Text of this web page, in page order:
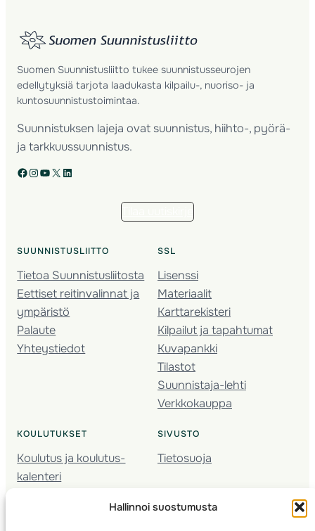
Hallinnoi suostumusta
Suomen Suunnistusliitto tukee suunnistusseurojen
edellytyksiä tarjota laadukasta kilpailu-, nuoriso- ja
kuntosuunnistustoimintaa.
Suunnistuksen lajeja ovat suunnistus, hiihto-, pyörä-
ja tarkkuussuunnistus.
Facebook Instagram YouTube X LinkedIn
SUUNNISTUSLIITTO
Tietoa Suunnistusliitosta
Eettiset reitinvalinnat ja
ympäristö
Palaute
Yhteystiedot
SSL
Lisenssi
Materiaalit
Karttarekisteri
Kilpailut ja tapahtumat
Kuvapankki
Tilastot
Suunnistaja-lehti
Verkkokauppa
KOULUTUKSET
Koulutus ja koulutus­
kalenteri
Seura­kehittäminen
SIVUSTO
Tietosuoja